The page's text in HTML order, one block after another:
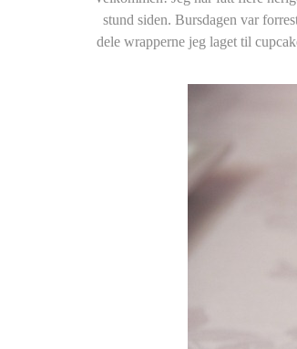
stund siden. Bursdagen var
dele wrapperne jeg laget til